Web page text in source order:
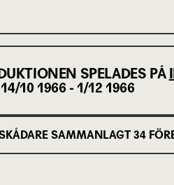
SPELADES PÅ
14/10 1966 - 1/12 1966
SAMMANLAGT 34